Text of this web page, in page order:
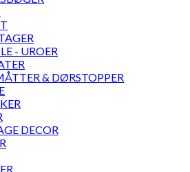
- UROER
& DØRSTOPPER
DECOR